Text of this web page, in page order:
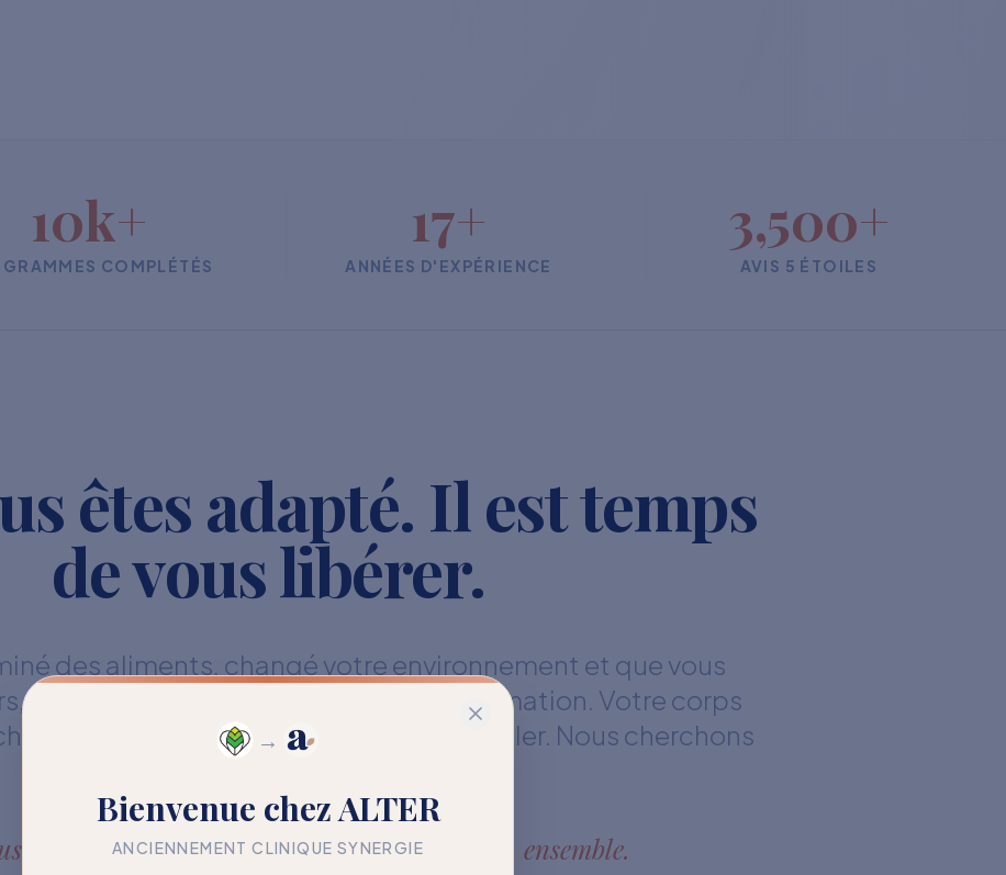
→
Bienvenue chez ALTER
ANCIENNEMENT CLINIQUE SYNERGIE
10k+
COMPLÉTÉS
17+
ANNÉES D'EXPÉRIENCE
3,500+
AVIS 5 ÉTOILES
êtes adapté. Il est temps
de vous libérer.
des aliments, changé votre environnement et que vous
ce n'est pas un échec — c'est une information. Votre corps
que l'évitement seul ne peut pas régler. Nous cherchons
aidons à passer de la restriction à la liberté, ensemble.